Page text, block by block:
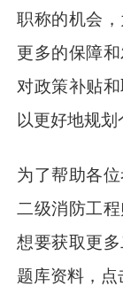
职称的机会
更多的保障
对政策补贴
以更好地规划
为了帮助各
二级消防工
想要获取更
题库资料，点